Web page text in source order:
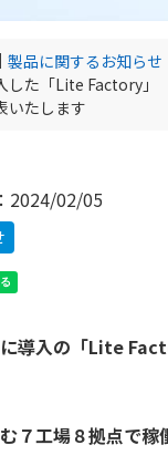
製品に関するお知らせ
した「Lite Factory」
いたします
2024/02/05
導入の「Lite
７工場８拠点で稼